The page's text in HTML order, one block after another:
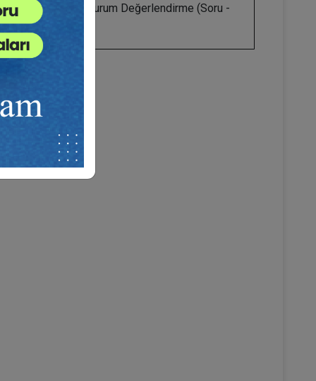
17.30–18.15:
Oturum Değerlendirme (Soru -
Cevap)